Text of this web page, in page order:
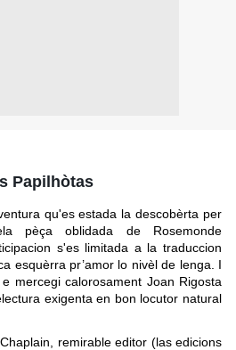
Papilhòtas
qu'es estada la descobèrta per
pèça oblidada de Rosemonde
s'es limitada a la traduccion
esquèrra pr’amor lo nivèl de lenga. I
mercegi calorosament Joan Rigosta
exigenta en bon locutor natural
remirable editor (las edicions